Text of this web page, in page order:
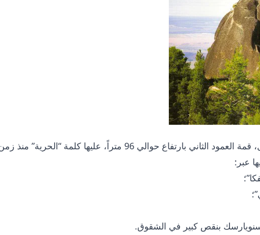
على سبيل المثال، قمة العمود الثاني بارتفاع حوالي 96 متراً، عليها كلمة
عبر:
بنقص كبير في الشقوق.